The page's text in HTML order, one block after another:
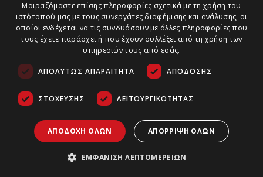
Μοιραζόμαστε επίσης πληροφορίες σχετικά με τη χρήση του
ιστότοπού μας με τους συνεργάτες διαφήμισης και ανάλυσης, οι
οποίοι ενδέχεται να τις συνδυάσουν με άλλες πληροφορίες που
τους έχετε παράσχει ή που έχουν συλλέξει από τη χρήση των
υπηρεσιών τους από εσάς.
ΑΠΟΛΎΤΩΣ ΑΠΑΡΑΊΤΗΤΑ ΑΠΌΔΟΣΗΣ
ΣΤΌΧΕΥΣΗΣ ΛΕΙΤΟΥΡΓΙΚΌΤΗΤΑΣ
ΑΠΟΔΟΧΉ ΌΛΩΝ ΑΠΌΡΡΙΨΗ ΌΛΩΝ
ΕΜΦΆΝΙΣΗ ΛΕΠΤΟΜΕΡΕΙΏΝ